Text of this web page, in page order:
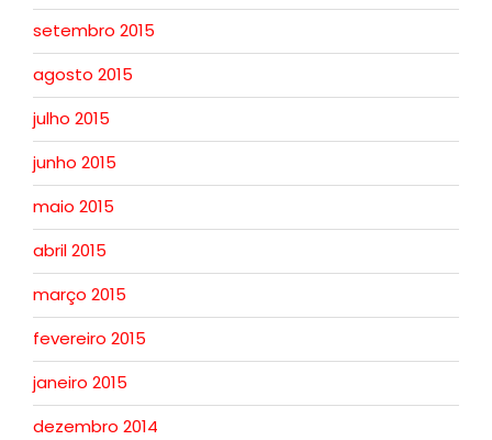
setembro 2015
agosto 2015
julho 2015
junho 2015
maio 2015
abril 2015
março 2015
fevereiro 2015
janeiro 2015
dezembro 2014